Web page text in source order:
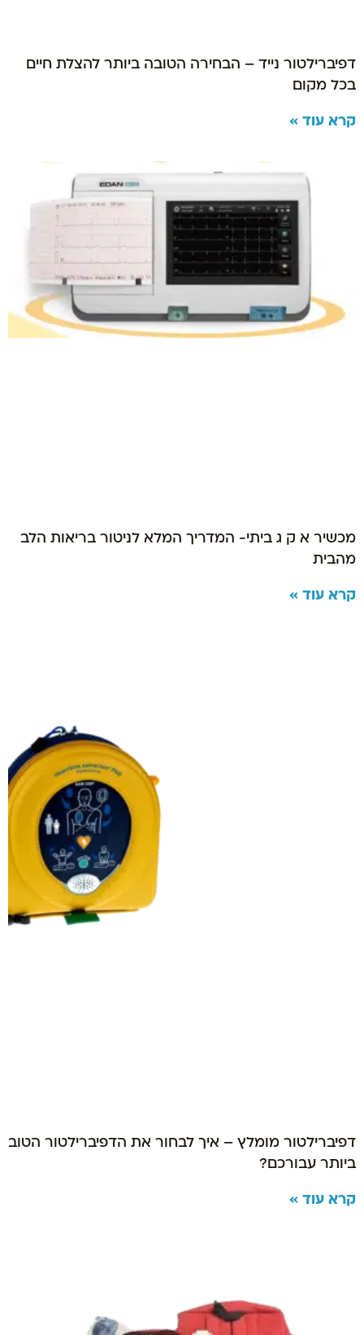
דפיברילטור נייד – הבחירה הטובה ביותר להצלת חיים
בכל מקום
קרא עוד »
מכשיר א ק ג ביתי- המדריך המלא לניטור בריאות הלב
מהבית
קרא עוד »
דפיברילטור מומלץ – איך לבחור את הדפיברילטור הטוב
ביותר עבורכם?
קרא עוד »